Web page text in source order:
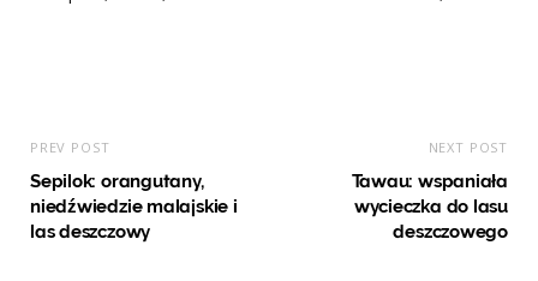
PREV POST
Sepilok: orangutany,
niedźwiedzie malajskie i
las deszczowy
NEXT POST
Tawau: wspaniała
wycieczka do lasu
deszczowego